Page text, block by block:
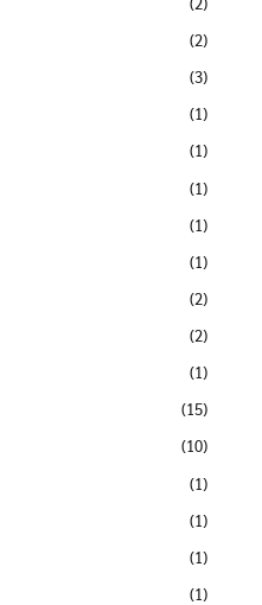
(2)
(3)
(1)
(1)
(1)
(1)
(1)
(2)
(2)
(1)
(15)
(10)
(1)
(1)
(1)
(1)